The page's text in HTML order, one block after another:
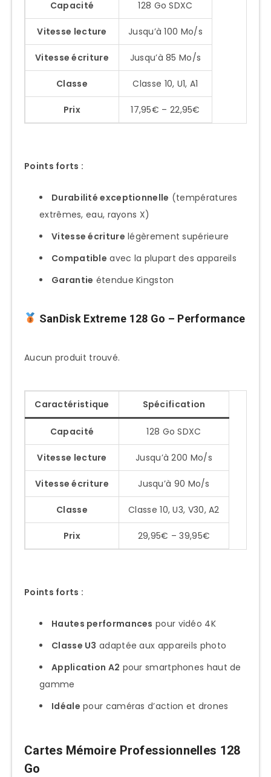
Capacité 128 Go SDXC
Vitesse lecture Jusqu’à 100 Mo/s
Vitesse écriture Jusqu’à 85 Mo/s
Classe Classe 10, U1, A1
Prix 17,95€ – 22,95€
Points forts :
Durabilité exceptionnelle (températures
extrêmes, eau, rayons X)
Vitesse écriture légèrement supérieure
Compatible avec la plupart des appareils
Garantie étendue Kingston
SanDisk Extreme 128 Go – Performance
Aucun produit trouvé.
Caractéristique Spécification
Capacité 128 Go SDXC
Vitesse lecture Jusqu’à 200 Mo/s
Vitesse écriture Jusqu’à 90 Mo/s
Classe Classe 10, U3, V30, A2
Prix 29,95€ – 39,95€
Points forts :
Hautes performances pour vidéo 4K
Classe U3 adaptée aux appareils photo
Application A2 pour smartphones haut de
gamme
Idéale pour caméras d’action et drones
Cartes Mémoire Professionnelles 128
Go